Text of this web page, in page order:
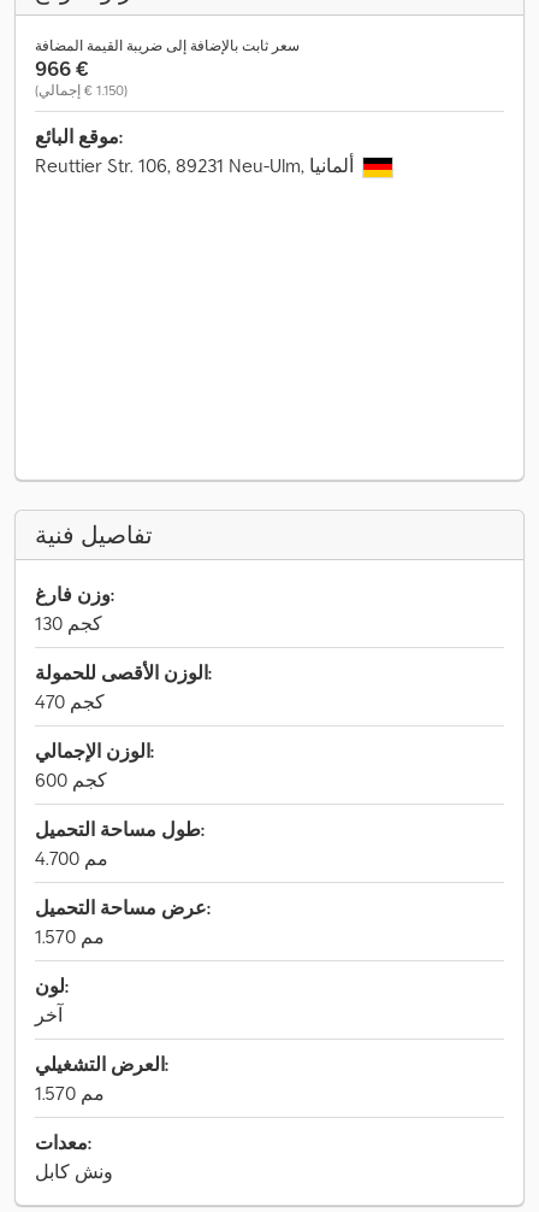
سعر ثابت بالإضافة إلى ضريبة القيمة المضافة
‏966 €
(‏1.150 € إجمالي)
موقع البائع:
تفاصيل فنية
وزن فارغ:
130 كجم
الوزن الأقصى للحمولة:
470 كجم
الوزن الإجمالي:
600 كجم
طول مساحة التحميل:
4.700 مم
عرض مساحة التحميل:
1.570 مم
لون:
آخر
العرض التشغيلي:
1.570 مم
معدات:
ونش كابل